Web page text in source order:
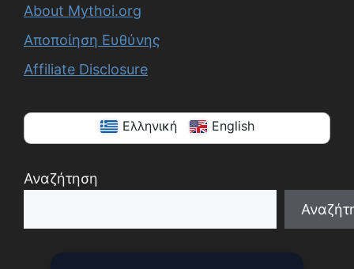
About Mythoi.org
Αποποίηση Ευθύνης
Affiliate Disclosure
Ελληνική English
Αναζήτηση